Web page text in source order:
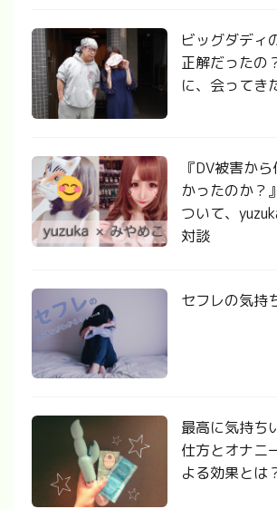
ビッグダディ
正解だったの
に、会ってき
『DV被害か
かったのか
ついて、
対談
セフレの気持
最高に気持ち
仕方とオナニ
よる効果とは